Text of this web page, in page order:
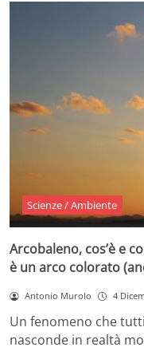
Scienze / Ambiente
Arcobaleno, cos’è e
è un arco colorato
Antonio Murolo 4
Un fenomeno che
nasconde in realtà